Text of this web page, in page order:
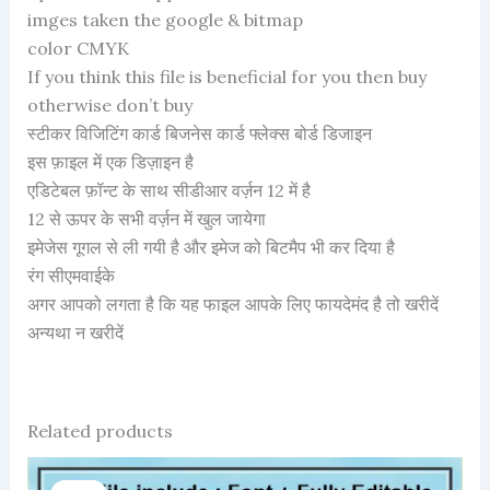
imges taken the google & bitmap
color CMYK
If you think this file is beneficial for you then buy
otherwise don’t buy
स्टीकर विजिटिंग कार्ड बिजनेस कार्ड फ्लेक्स बोर्ड डिजाइन
इस फ़ाइल में एक डिज़ाइन है
एडिटेबल फ़ॉन्ट के साथ सीडीआर वर्ज़न 12 में है
12 से ऊपर के सभी वर्ज़न में खुल जायेगा
इमेजेस गूगल से ली गयी है और इमेज को बिटमैप भी कर दिया है
रंग सीएमवाईके
अगर आपको लगता है कि यह फाइल आपके लिए फायदेमंद है तो खरीदें
अन्यथा न खरीदें
Related products